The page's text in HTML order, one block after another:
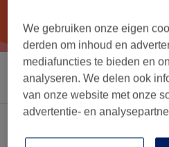
Sorteer op Elke prijs
manicure in Dukenburg,
We gebruiken onze eigen
derden om inhoud en
mediafuncties te bieden en
analyseren. We delen ook
van onze website met onze
advertentie- en